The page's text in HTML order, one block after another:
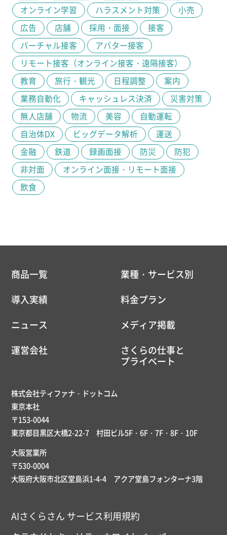
オンライン学習
ハラスメント対策
小売
広告
店舗 採用・面接
接客
バーチャル接客
アバター接客
リモート接客（オンライン接客・遠隔接客）
教育
旅行・観光 日程調整
案内
業務自動化
キャッシュレス決済
災害対策
無人店舗
物流 美容
自動運転
自治体DX
ビッグデータ解析
運送
金融
鉄道 録画面接 防災
防犯
非対面
オンライン面接・リモート面接
飲食
商品一覧
業種・サービス別
導入実績
料金プラン
ニュース
メディア掲載
運営会社
さくらの仕事と
プライベート
株式会社ティファナ・ドットコム
東京本社
〒153-0044
東京都目黒区大橋2-22-7 村田ビル5F・6F・7F・8F・10F
大阪営業所
〒530-0004
大阪府大阪市北区堂島浜1-4-4 アクア堂島フォンターナ3階
AIさくらさん サービス利用規約